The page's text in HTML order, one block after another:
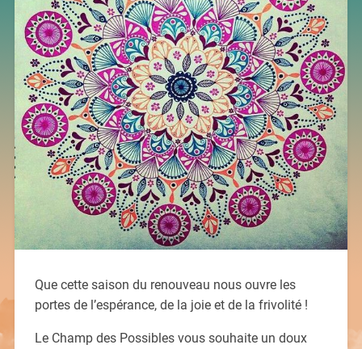
Que cette saison du renouveau nous ouvre les
portes de l’espérance, de la joie et de la frivolité !
Le Champ des Possibles vous souhaite un doux